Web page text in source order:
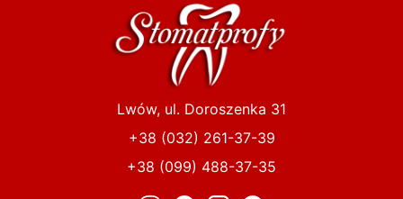
Lwów, ul. Doroszenka 31
+38 (032) 261-37-39
+38 (099) 488-37-35